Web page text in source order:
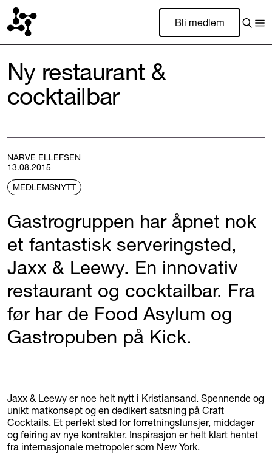
Bli medlem
Ny restaurant &
cocktailbar
NARVE ELLEFSEN
13.08.2015
MEDLEMSNYTT
Gastrogruppen har åpnet nok
et fantastisk serveringsted,
Jaxx & Leewy. En innovativ
restaurant og cocktailbar. Fra
før har de Food Asylum og
Gastropuben på Kick.
Jaxx & Leewy er noe helt nytt i Kristiansand. Spennende og
unikt matkonsept og en dedikert satsning på Craft
Cocktails. Et perfekt sted for forretningslunsjer, middager
og feiring av nye kontrakter. Inspirasjon er helt klart hentet
fra internasjonale metropoler som New York.